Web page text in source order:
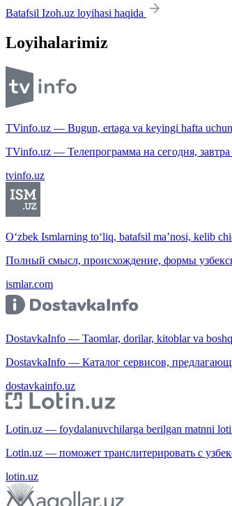
Batafsil Izoh.uz loyihasi haqida
Loyihalarimiz
TVinfo.uz — Bugun, ertaga va keyingi hafta uchun
TVinfo.uz — Телепрограмма на сегодня,
tvinfo.uz
O‘zbek Ismlarning to‘liq, batafsil ma’nosi, kelib
Полный смысл, происхождение, формы
ismlar.com
DostavkaInfo — Taomlar, dorilar, kitoblar va
DostavkaInfo — Каталог сервисов,
dostavkainfo.uz
Lotin.uz — foydalanuvchilarga berilgan matnni
Lotin.uz — поможет транслитерировать с
lotin.uz